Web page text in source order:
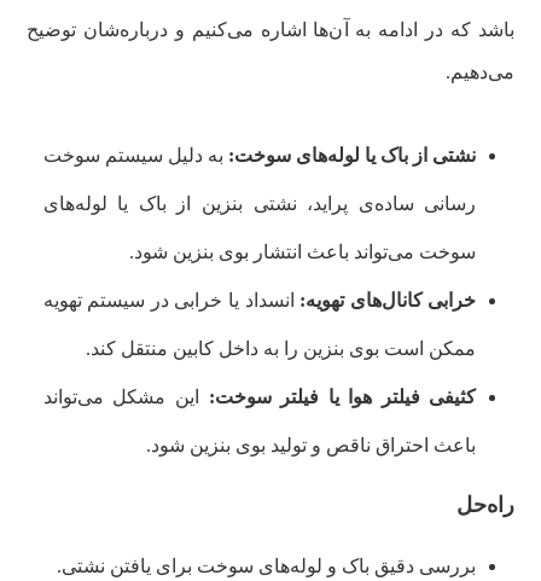
باشد که در ادامه به آن‌ها اشاره می‌کنیم و درباره‌شان توضیح
می‌دهیم.
نشتی از باک یا لوله‌های سوخت: به دلیل سیستم سوخت‌
رسانی ساده‌ی پراید، نشتی بنزین از باک یا لوله‌های
سوخت می‌تواند باعث انتشار بوی بنزین شود.
خرابی کانال‌های تهویه: انسداد یا خرابی در سیستم تهویه
ممکن است بوی بنزین را به داخل کابین منتقل کند.
کثیفی فیلتر هوا یا فیلتر سوخت: این مشکل می‌تواند
باعث احتراق ناقص و تولید بوی بنزین شود.
راه‌حل
بررسی دقیق باک و لوله‌های سوخت برای یافتن نشتی.